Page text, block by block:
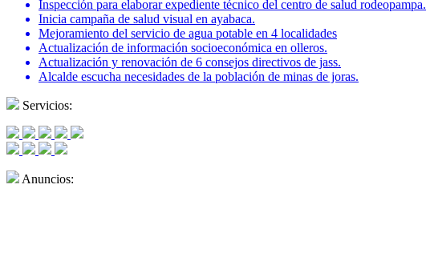
Inspección para elaborar expediente técnico del centro de salud rodeopampa.
Inicia campaña de salud visual en ayabaca.
Mejoramiento del servicio de agua potable en 4 localidades
Actualización de información socioeconómica en olleros.
Actualización y renovación de 6 consejos directivos de jass.
Alcalde escucha necesidades de la población de minas de joras.
Servicios:
Anuncios: